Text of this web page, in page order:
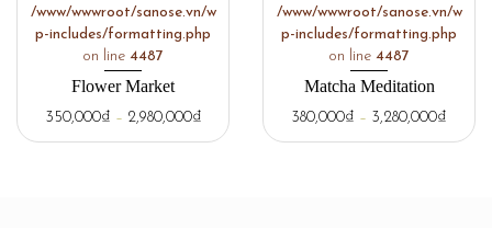
/www/wwwroot/sanose.vn/w
p-includes/formatting.php
on line 4487
Flower Market
350,000₫ – 2,980,000₫
/www/wwwroot/sanose.vn/w
p-includes/formatting.php
on line 4487
Matcha Meditation
380,000₫ – 3,280,000₫